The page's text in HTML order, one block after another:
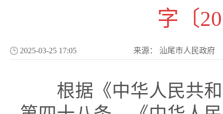
字〔
2025-03-25 17:05 来源： 汕尾市人民政府
根据《中华人民共和